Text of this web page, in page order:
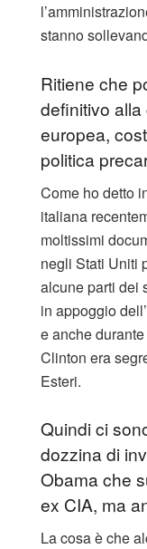
stanno
Ritiene che
definitivo
europea,
politica
Come ho detto
italiana
moltissimi
negli Stati Uniti
alcune parti dei
in appoggio
e anche
Clinton era
Esteri.
Quindi ci
dozzina di
Obama che
ex CIA, ma
La cosa è che